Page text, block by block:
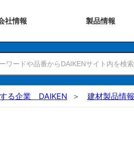
社情報 製品情報
する企業 DAIKEN 建材製品情報